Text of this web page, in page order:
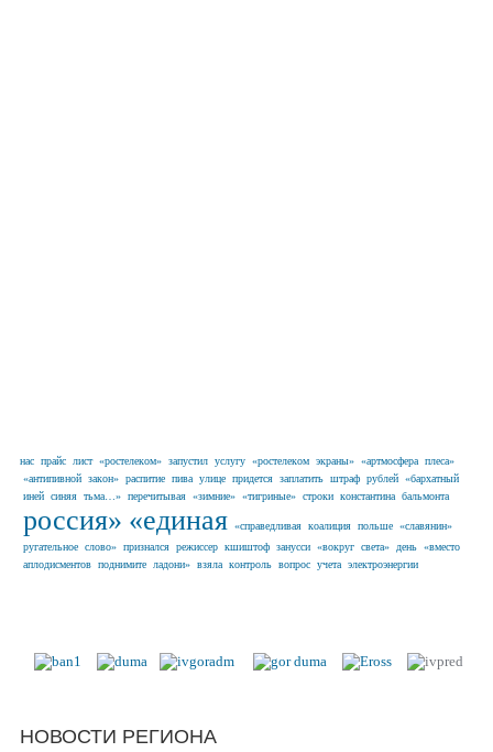
нас прайс лист «ростелеком» запустил услугу «ростелеком экраны» «артмосфера плеса»
«антипивной закон» распитие пива улице придется заплатить штраф рублей «бархатный
иней синяя тьма…» перечитывая «зимние» «тигриные» строки константина бальмонта
россия» «единая «справедливая коалиция польше «славянин»
ругательное слово» признался режиссер кшиштоф занусси «вокруг света» день «вместо
аплодисментов поднимите ладони» взяла контроль вопрос учета электроэнергии
НОВОСТИ РЕГИОНА